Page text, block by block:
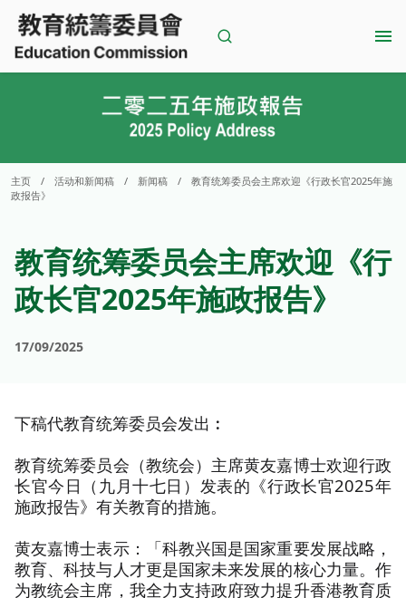
Skip
content
主页 / 活动和新闻稿 / 新闻稿 /
教育统筹委员会主席欢迎《行政长官2025年施
政报告》
教育统筹委员会主席欢迎《行
政长官2025年施政报告》
17/09/2025
下稿代教育统筹委员会发出︰
教育统筹委员会（教统会）主席黄友嘉博士欢迎行政
长官今日（九月十七日）发表的《行政长官2025年
施政报告》有关教育的措施。
黄友嘉博士表示：「科教兴国是国家重要发展战略，
教育、科技与人才更是国家未来发展的核心力量。作
为教统会主席，我全力支持政府致力提升香港教育质